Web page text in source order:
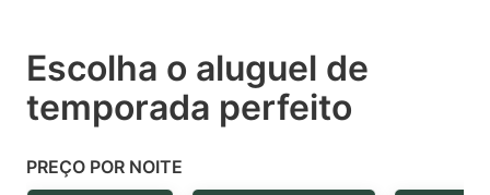
select
a
Press
select
a
Escolha o aluguel de
temporada perfeito
PREÇO POR NOITE